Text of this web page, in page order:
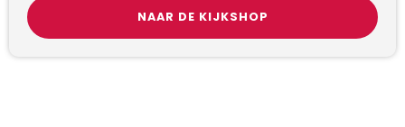
NAAR DE KIJKSHOP